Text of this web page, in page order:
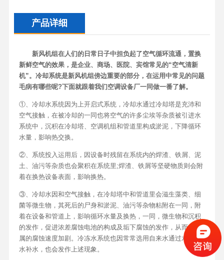
产品详细
新风机组在人们的日常日子中担负起了空气循环流通，置换
新鲜空气的效果，是企业、商场、医院、宾馆常见的“空气清新
机”。冷却系统是新风机组傍边重要的部分，在运用中常见的问题
毛病有哪些呢?下面就跟着我们空调设备厂一同做一番了解。
①、冷却水系统因为上开启式系统，冷却水通过冷却塔是充沛和
空气接触，在被冷却的一同也将空气的许多尘埃等杂质被引进水
系统中，沉积在冷却塔、空调机组和管道里构成淤泥，下降循环
水量，影响热交换。
②、系统投入运用后，因设备时残留在系统内的焊渣、铁屑、泥
土、油污等杂质也会聚积在系统里;焊渣、铁屑等坚硬物质则会附
着在换热设备表面，影响换热。
③、冷却水因和空气接触，在冷却塔中和管道里会滋生藻类、细
菌等微生物，其死后的尸身和淤泥、油污等杂物粘附在一同，附
着在设备和管道上，影响循环水量及换热，一同，微生物和沉积
的发作，促进浓差腐蚀电池的构成及垢下腐蚀的发作，从而使金
属的腐蚀速度加剧。冷冻水系统也因常常选用自来水通过水箱换
水补水，也会发作上述现象。